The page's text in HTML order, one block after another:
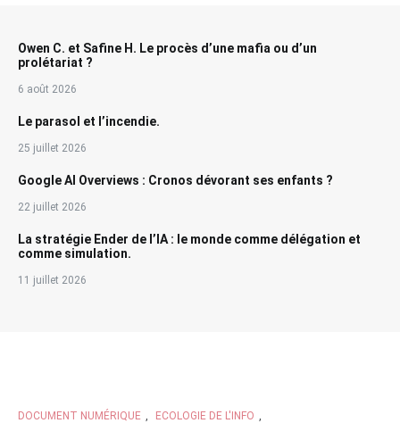
Owen C. et Safine H. Le procès d’une mafia ou d’un
prolétariat ?
6 août 2026
Le parasol et l’incendie.
25 juillet 2026
Google AI Overviews : Cronos dévorant ses enfants ?
22 juillet 2026
La stratégie Ender de l’IA : le monde comme délégation et
comme simulation.
11 juillet 2026
DOCUMENT NUMÉRIQUE ECOLOGIE DE L'INFO